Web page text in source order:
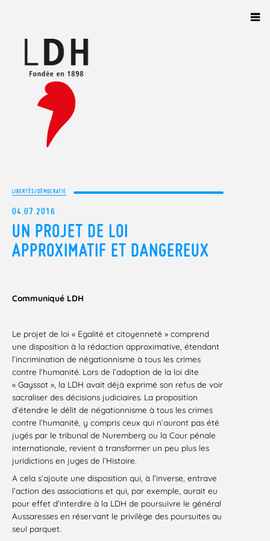
LIBERTÉS/DÉMOCRATIE
04.07.2016
UN PROJET DE LOI
APPROXIMATIF ET DANGEREUX
Communiqué LDH
Le projet de loi « Egalité et citoyenneté » comprend
une disposition à la rédaction approximative, étendant
l’incrimination de négationnisme à tous les crimes
contre l’humanité. Lors de l’adoption de la loi dite
« Gayssot », la LDH avait déjà exprimé son refus de voir
sacraliser des décisions judiciaires. La proposition
d’étendre le délit de négationnisme à tous les crimes
contre l’humanité, y compris ceux qui n’auront pas été
jugés par le tribunal de Nuremberg ou la Cour pénale
internationale, revient à transformer un peu plus les
juridictions en juges de l’Histoire.
A cela s’ajoute une disposition qui, à l’inverse, entrave
l’action des associations et qui, par exemple, aurait eu
pour effet d’interdire à la LDH de poursuivre le général
Aussaresses en réservant le privilège des poursuites au
seul parquet.